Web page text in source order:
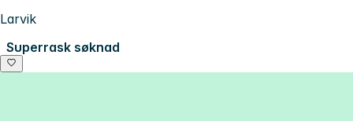
Larvik
Superrask søknad